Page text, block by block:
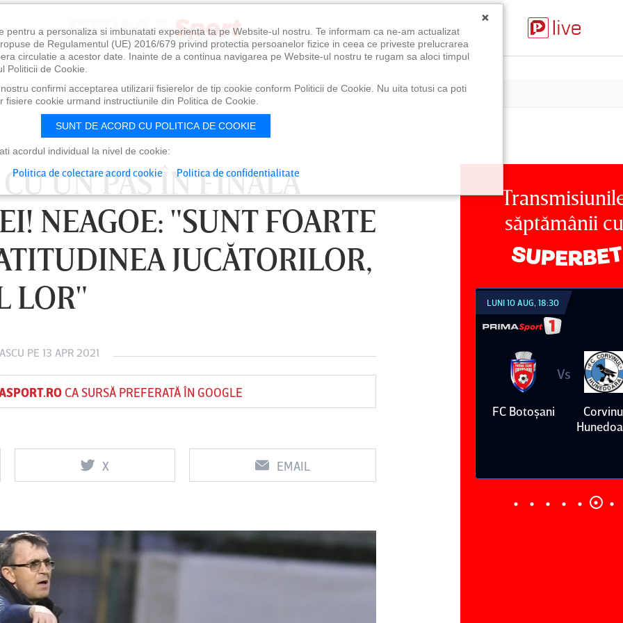
UN PAS ÎN FINALA
NEAGOE: "SUNT FOARTE
JUCĂTORILOR,
LOR"
PE 13 APR 2021
CA SURSĂ PREFERATĂ ÎN GOOGLE
X EMAIL
săptămânii cu
21:30
Vs
FC Voluntari
Petrolul
Vs
Oţelul Galaţi
Universitatea
Vs
LUNI 10 AUG, 18:30
FC Botoşani
Vs
×
pentru a personaliza si imbunatati experienta ta pe Website-ul nostru. Te informam ca ne-am actualizat
de Regulamentul (UE) 2016/679 privind protectia persoanelor fizice in ceea ce priveste prelucrarea
circulatie a acestor date. Inainte de a continua navigarea pe Website-ul nostru te rugam sa aloci timpul
Politicii de Cookie.
confirmi acceptarea utilizarii fisierelor de tip cookie conform Politicii de Cookie. Nu uita totusi ca poti
cookie urmand instructiunile din Politica de Cookie.
SUNT DE ACORD CU POLITICA DE COOKIE
acordul individual la nivel de cookie:
Politica de colectare acord cookie Politica de confidentialitate